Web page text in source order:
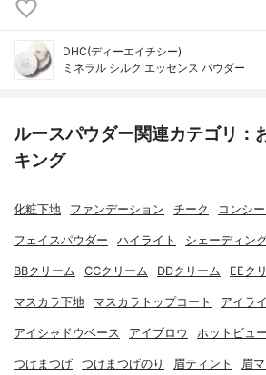
DHC(ディーエイチシー)
ミネラル シルク エッセンス パウダー
ルースパウダー関連カテゴリ：
キング
化粧下地 ファンデーション チーク コンシ
フェイスパウダー ハイライト シェーディン
BBクリーム CCクリーム DDクリーム EEク
マスカラ下地 マスカラトップコート アイラ
アイシャドウベース アイブロウ ホットビュ
つけまつげ つけまつげのり 眉ティント 眉